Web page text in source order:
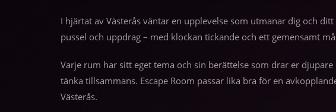
I hjärtat av Västerås väntar en upplevelse som utmanar dig och
pussel och uppdrag – med klockan tickande och ett gemensamt
Varje rum har sitt eget tema och sin berättelse som drar er
tänka tillsammans. Escape Room passar lika bra för en
Västerås.